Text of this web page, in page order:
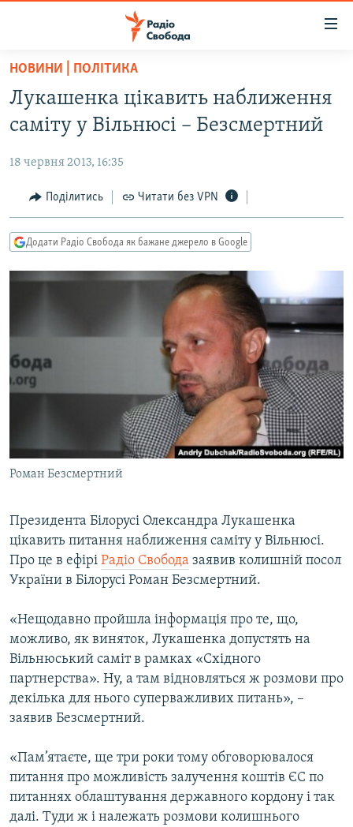
Перейти
основного
матеріалу
до
навігації
Перейти
до
ВСЕ ЗА ДОБУ
ПОЛІТИКА
ЕКОНОМІКА
КУЛЬТУРА
СПОРТ
ВІЙНА
РОСІЙСЬКА «ФІЛЬТРАЦІЯ»
КРИМ.РЕАЛІЇ
ТИ ЯК?
ПРИАЗОВ’Я
КИТАЙ.ВИКЛИКИ
МУЛЬТИМЕДІА
СПЕЦПРОЄКТИ
ПОДКАСТИ
КРИМ РЕАЛІЇ
РУС
УКР
ДОЛУЧАЙСЯ!
Усі сайти RFE/RL
НОВИНИ | ПОЛІТИКА
Лукашенка цікавить наближення
саміту у Вільнюсі – Безсмертний
18 червня 2013, 16:35
Поділитись Читати без VPN
Додати Радіо Свобода як бажане джерело в Google
Роман Безсмертний
Президента Білорусі Олександра Лукашенка
цікавить питання наближення саміту у Вільнюсі.
Про це в ефірі Радіо Свобода заявив колишній посол
України в Білорусі Роман Безсмертний.
«Нещодавно пройшла інформація про те, що,
можливо, як виняток, Лукашенка допустять на
Вільнюський саміт в рамках «Східного
партнерства». Ну, а там відновляться ж розмови про
декілька для нього суперважливих питань», –
заявив Безсмертний.
«Пам’ятаєте, ще три роки тому обговорювалося
питання про можливість залучення коштів ЄС по
питаннях облаштування державного кордону і так
далі. Туди ж і належать розмови колишнього